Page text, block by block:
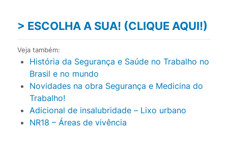
> ESCOLHA A SUA! (CLIQUE AQUI!)
Veja também:
História da Segurança e Saúde no Trabalho no
Brasil e no mundo
Novidades na obra Segurança e Medicina do
Trabalho!
Adicional de insalubridade – Lixo urbano
NR18 – Áreas de vivência